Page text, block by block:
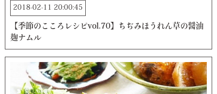
2018-02-11 20:00:45
【季節のこころレシピvol.70】ちぢみほうれん草の醤油
麹ナムル